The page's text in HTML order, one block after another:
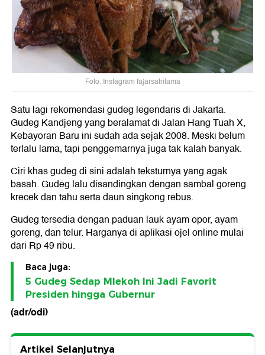
Foto: Instagram fajarsatritama
Satu lagi rekomendasi gudeg legendaris di Jakarta.
Gudeg Kandjeng yang beralamat di Jalan Hang Tuah X,
Kebayoran Baru ini sudah ada sejak 2008. Meski belum
terlalu lama, tapi penggemarnya juga tak kalah banyak.
Ciri khas gudeg di sini adalah teksturnya yang agak
basah. Gudeg lalu disandingkan dengan sambal goreng
krecek dan tahu serta daun singkong rebus.
Gudeg tersedia dengan paduan lauk ayam opor, ayam
goreng, dan telur. Harganya di aplikasi ojel online mulai
dari Rp 49 ribu.
Baca juga:
5 Gudeg Sedap Mlekoh Ini Jadi Favorit
Presiden hingga Gubernur
(adr/odi)
Artikel Selanjutnya